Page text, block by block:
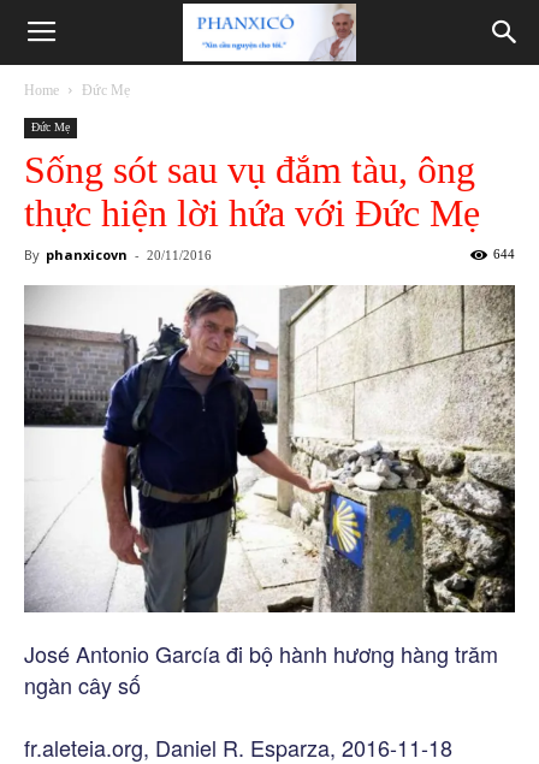
Phanxicô
Home Đức Mẹ
Đức Mẹ
Sống sót sau vụ đắm tàu, ông
thực hiện lời hứa với Đức Mẹ
By phanxicovn - 20/11/2016 644
José Antonio García đi bộ hành hương hàng trăm
ngàn cây số
fr.aleteia.org, Daniel R. Esparza, 2016-11-18